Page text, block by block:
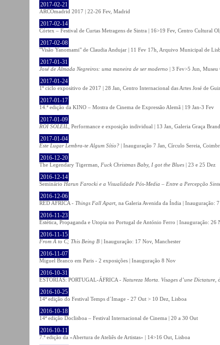
2017-02-21
ARCOmadrid 2017 | 22-26 Fev, Madrid
2017-02-14
Córtex – Festival de Curtas Metragens de Sintra | 16>19 Fev, Centro Cultural
2017-02-08
"Visão Yanomami" de Claudia Andujar | 11 Fev 17h, Arquivo Municipal de
2017-01-31
José de Almada Negreiros: uma maneira de ser moderno | 3 Fev>5 Jun,
2017-01-24
1º ciclo expositivo de 2017 | 28 Jan, Centro Internacional das Artes José de
2017-01-17
14.ª edição da KINO – Mostra de Cinema de Expressão Alemã | 19 Jan-3 Fev
2017-01-09
ROI SOLEIL , Performance e exposição individual | 13 Jan, Galeria Graça
2017-01-04
Este Lugar Lembra-te Algum Sítio? | Inauguração 7 Jan, Círculo Sereia,
2016-12-20
The Legendary Tigerman, Fuck Christmas Baby, I got the Blues | 23 e 25 Dez
2016-12-14
Seminário Harun Farocki e a Visualidade Pós-Media – Entre a Percepção
2016-12-06
RED AFRICA - Things Fall Apart , na Galeria Avenida da Índia | Inauguração:
2016-11-23
Estética, Propaganda e Utopia no Portugal de António Ferro | Inauguração: 26
2016-11-15
From A to C; This Being B | Inauguração: 17 Nov, Manchester
2016-11-07
Miguel Branco em Paris - 2 exposições | Inauguração 8 Nov
2016-10-31
ESTÓRIAS: PORTUGAL-ÁFRICA - Natureza Morta. Visages d’une Dictature
2016-10-25
14ª edição do Festival Temps d´Image - 27 Out > 10 Dez, Lisboa
2016-10-18
14ª edição Doclisboa – Festival Internacional de Cinema | 20 a 30 Out
2016-10-11
7.ª edição da «Abertura de Ateliês de Artistas» | 14>16 Out, Lisboa